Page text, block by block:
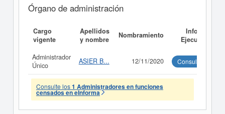
Órgano de administración
Cargo
vigente
Apellidos
y nombre
Nombramiento
Informe
Ejecutivo
Administrador
Único
ASIER B... 12/11/2020 Consultar
Consulte los1 Administradores en funciones
censados en eInforma